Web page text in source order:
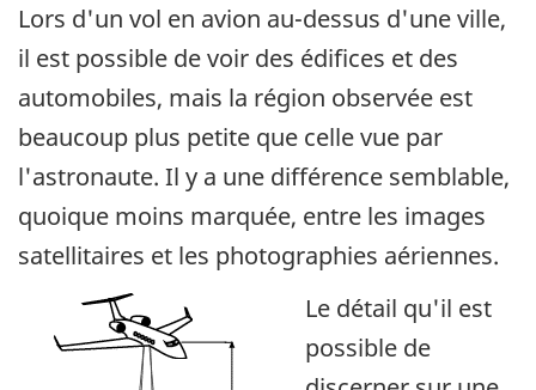
Lors d'un vol en avion au-dessus d'une ville,
il est possible de voir des édifices et des
automobiles, mais la région observée est
beaucoup plus petite que celle vue par
l'astronaute. Il y a une différence semblable,
quoique moins marquée, entre les images
satellitaires et les photographies aériennes.
Le détail qu'il est
possible de